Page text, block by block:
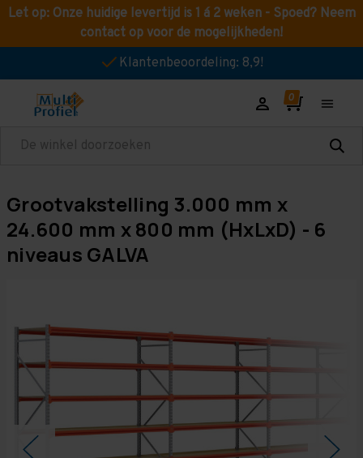
Let op: Onze huidige levertijd is 1 á 2 weken - Spoed? Neem
contact op voor de mogelijkheden!
Klantenbeoordeling: 8,9!
Zoeken
Grootvakstelling 3.000 mm x
24.600 mm x 800 mm (HxLxD) - 6
niveaus GALVA